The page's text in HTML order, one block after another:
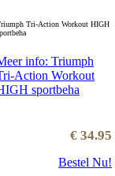
Tri-Action Workout HIGH
info: Triumph
Action Workout
sportbeha
€ 34.95
Bestel Nu!